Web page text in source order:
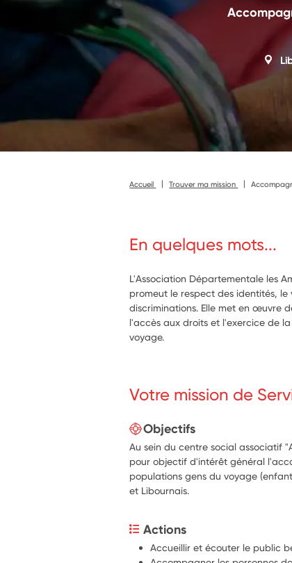
Accueil Trouver ma mission
En quelques mots...
L'Association Départementale les
promeut le respect des identités,
discriminations. Elle met en œuvre
l'accès aux droits et l'exercice de
voyage.
Votre mission de
Objectifs
Au sein du centre social associatif
pour objectif d'intérêt général
populations gens du voyage
et Libournais.
Actions
Accueillir et écouter le public